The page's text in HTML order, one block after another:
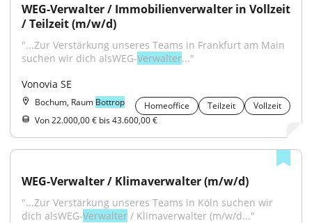
WEG-Verwalter / Immobilienverwalter in Vollzeit
/ Teilzeit (m/w/d)
"...Zur Verstärkung unseres Teams in Frankfurt am Main
suchen wir dich alsWEG-Verwalter..."
Vonovia SE
Bochum, Raum Bottrop Homeoffice Teilzeit
Vollzeit
Von 22.000,00 € bis 43.600,00 €
WEG-Verwalter / Klimaverwalter (m/w/d)
"...Zur Verstärkung unseres Teams in Köln suchen wir
dich alsWEG-Verwalter / Klimaverwalter (m/w/d..."